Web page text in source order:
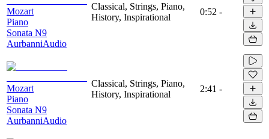
Mozart
Piano
Sonata N9
AurbanniAudio
Classical, Strings, Piano,
History, Inspirational
0:52 -
Mozart
Piano
Sonata N9
AurbanniAudio
Classical, Strings, Piano,
History, Inspirational
2:41 -